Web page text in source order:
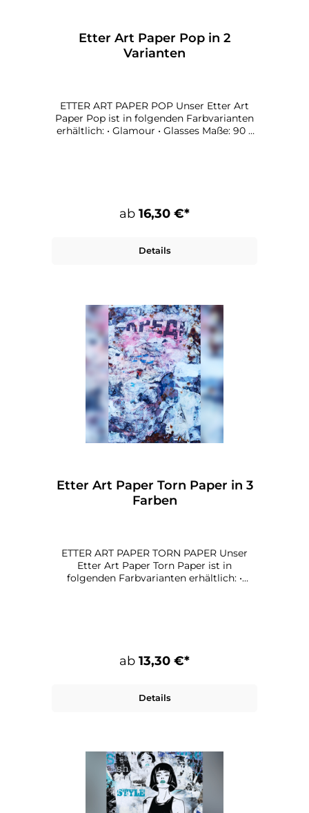
Etter Art Paper Pop in 2
Varianten
ETTER ART PAPER POP Unser Etter Art
Paper Pop ist in folgenden Farbvarianten
erhältlich: • Glamour • Glasses Maße: 90 x
ab 16,30 €*
Details
Etter Art Paper Torn Paper in 3
Farben
ETTER ART PAPER TORN PAPER Unser
Etter Art Paper Torn Paper ist in
folgenden Farbvarianten erhältlich: •
ab 13,30 €*
Details